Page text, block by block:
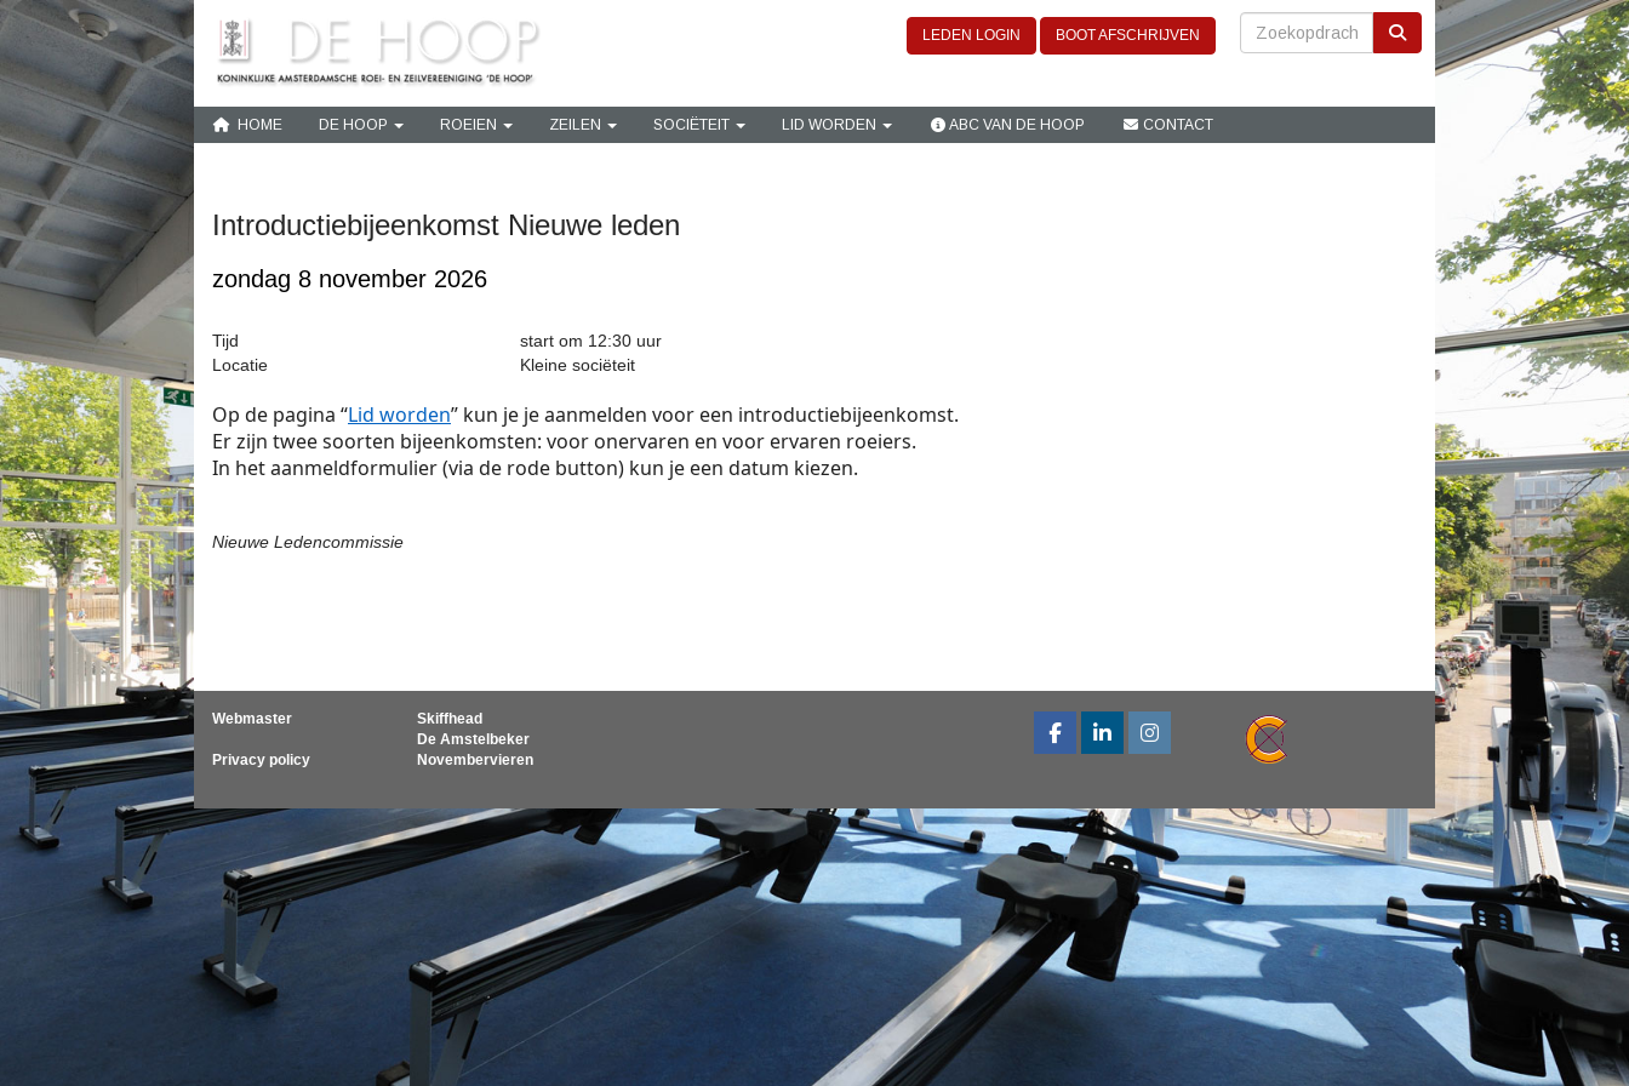
LEDEN LOGIN BOOT AFSCHRIJVEN
HOME DE HOOP ROEIEN ZEILEN SOCIËTEIT LID WORDEN ABC VAN DE HOOP CONTACT
Introductiebijeenkomst Nieuwe leden
zondag 8 november 2026
Tijd
start om 12:30 uur
Locatie
Kleine sociëteit
Op de pagina “Lid worden” kun je je aanmelden voor een introductiebijeenkomst.
Er zijn twee soorten bijeenkomsten: voor onervaren en voor ervaren roeiers.
In het aanmeldformulier (via de rode button) kun je een datum kiezen.
Nieuwe Ledencommissie
Webmaster
Privacy policy
Skiffhead
De Amstelbeker
Novembervieren